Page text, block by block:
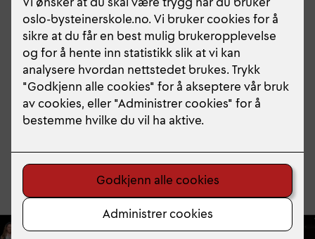
Elevenes tale ble holdt av Johanna Boteva Bakken
Sommerferien har begynt og skoleåret 2025/2026
er over! Vi ønsker alle våre elever og ansatte en
strålende sommer, og ikke minst ønsker vi alle våre
dere allerede!